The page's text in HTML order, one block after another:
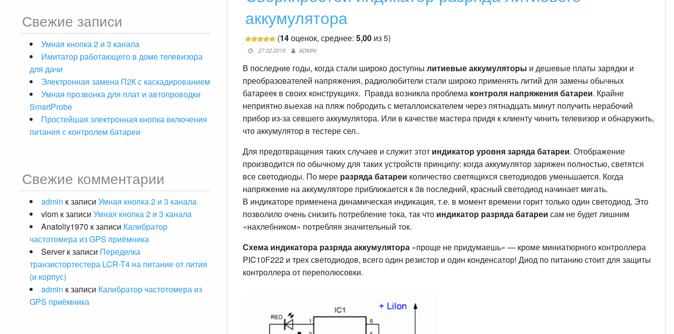
Свежие записи
Умная кнопка 2 и 3 канала
Имитатор работающего в доме телевизора
для дачи
Электронная замена П2К с каскадированием
Умная прозвонка для плат и автопроводки
SmartProbe
Простейшая электронная кнопка включения
питания с контролем батареи
Свежие комментарии
admin к записи Умная кнопка 2 и 3 канала
vlomк записи Умная кнопка 2 и 3 канала
Anatoliy1970 к записи Калибратор
частотомера из GPS приёмника
Serverк записи Переделка
транзистортестера LCR-T4 на питание от лития
(и корпус)
admin к записи Калибратор частотомера из
GPS приёмника
аккумулятора
(14оценок, среднее: 5,00из 5)
27.02.2019 ADMIN
В последние годы, когда стали широко доступны литиевые аккумуляторы и дешевые платы зарядки и
преобразователей напряжения, радиолюбители стали широко применять литий для замены обычных
батареек в своих конструкциях. Правда возникла проблемаконтроля напряжения батареи. Крайне
неприятно выехав на пляж побродить с металлоискателем через пятнадцать минут получить нерабочий
прибор из-за севшего аккумулятора. Или в качестве мастера придя к клиенту чинить телевизор и обнаружить,
что аккумулятор в тестере сел..
Для предотвращения таких случаев и служит этот индикатор уровня заряда батареи. Отображение
производится по обычному для таких устройств принципу: когда аккумулятор заряжен полностью, светятся
все светодиоды. По мере разряда батареи количество светящихся светодиодов уменьшается. Когда
напряжение на аккумуляторе приближается к 3в последний, красный светодиод начинает мигать.
В индикаторе применена динамическая индикация, т.е. в момент времени горит только один светодиод. Это
позволило очень снизить потребление тока, так что индикатор разряда батареи сам не будет лишним
«нахлебником» потребляя значительный ток.
Схема индикатора разряда аккумулятора«проще не придумаешь» — кроме миниатюрного контроллера
PIC10F222 и трех светодиодов, всего один резистор и один конденсатор! Диод по питанию стоит для защиты
контроллера от переполюсовки.